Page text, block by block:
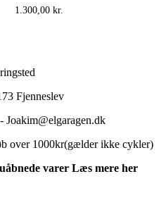
1.300,00 kr.
Fjenneslev
Joakim@elgaragen.dk
over 1000kr(gælder ikke cykler)
varer Læs mere her